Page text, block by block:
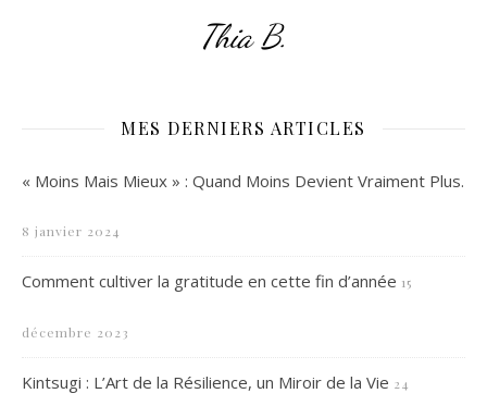
Thia B.
MES DERNIERS ARTICLES
« Moins Mais Mieux » : Quand Moins Devient Vraiment Plus.
8 janvier 2024
Comment cultiver la gratitude en cette fin d’année 15
décembre 2023
Kintsugi : L’Art de la Résilience, un Miroir de la Vie 24